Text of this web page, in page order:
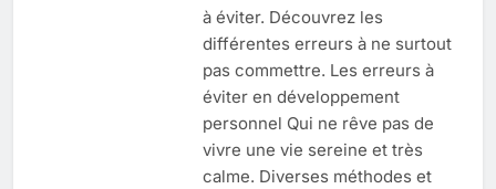
à éviter. Découvrez les
différentes erreurs à ne surtout
pas commettre. Les erreurs à
éviter en développement
personnel Qui ne rêve pas de
vivre une vie sereine et très
calme. Diverses méthodes et